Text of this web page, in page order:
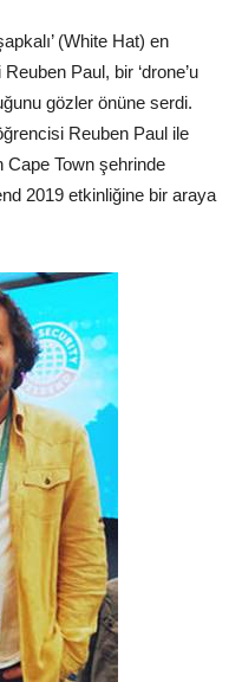
(White Hat) en
Paul, bir ‘drone’u
gözler önüne serdi.
Reuben Paul ile
Cape Town şehrinde
2019 etkinliğine bir araya